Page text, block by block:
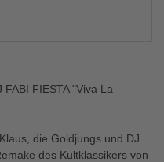
FABI FIESTA "Viva La
die Goldjungs und DJ
des Kultklassikers von